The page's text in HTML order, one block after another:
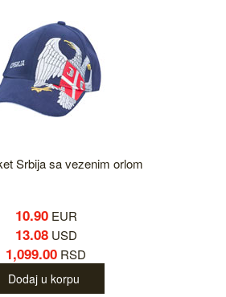
Srbija sa vezenim orlom
10.90EUR
13.08USD
1,099.00 RSD
Dodaj u korpu